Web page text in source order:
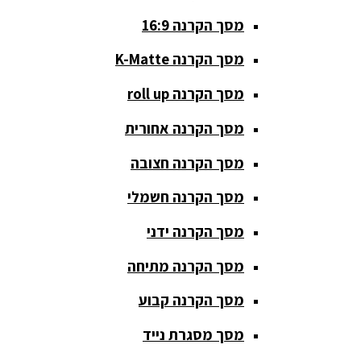
סאבים
וחצובות
ערכת קריוקי
שקטות
מערכות
הגברה
פלטות DJ
קונטרולים
מסך הקרנה 16:9
מסך הקרנה K-Matte
מסך הקרנה roll up
מסך הקרנה אחורית
מסך הקרנה חצובה
מסך הקרנה חשמלי
מסך הקרנה ידני
מסך הקרנה מתיחה
מסך הקרנה קבוע
מסך מסגרת נייד